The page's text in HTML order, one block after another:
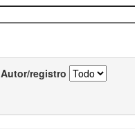
Autor/registro